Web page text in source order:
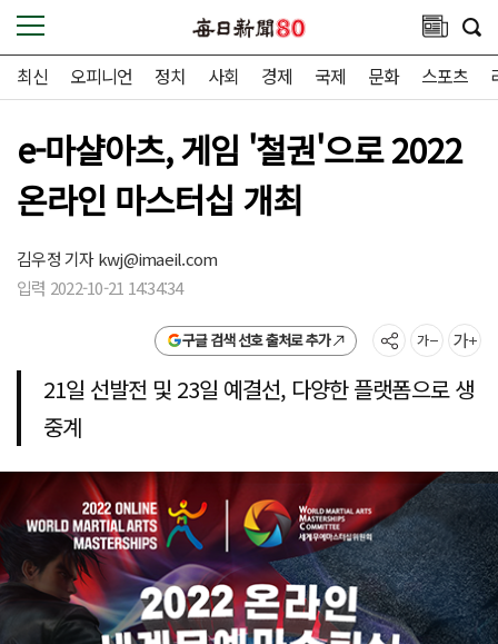
최신 오피니언 정치 사회 경제 국제 문화 스포츠
e-마샬아츠, 게임 '철권'으로 2022
온라인 마스터십 개최
김우정 기자kwj@imaeil.com
입력 2022-10-21 14:34:34
구글 검색 선호 출처로 추가
21일 선발전 및 23일 예결선, 다양한 플랫폼으로 생
중계